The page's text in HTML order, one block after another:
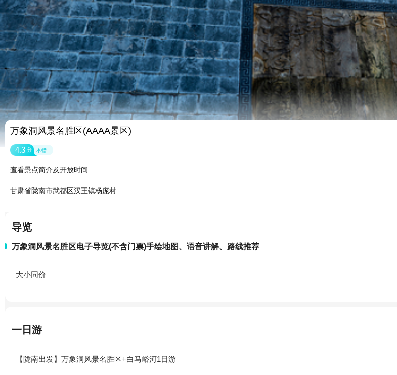
万象洞风景名胜区(AAAA景区)
4.3 分 不错
查看景点简介及开放时间
甘肃省陇南市武都区汉王镇杨庞村
导览
万象洞风景名胜区电子导览(不含门票)手绘地图、语音讲解、路线推荐
大小同价
一日游
【陇南出发】万象洞风景名胜区+白马峪河1日游